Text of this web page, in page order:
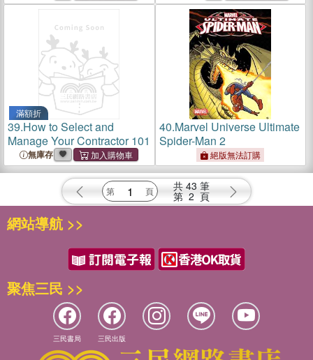
滿額折
39.How to Select and
Manage Your Contractor 101
無庫存
40.Marvel Universe Ultimate
Spider-Man 2
絕版無法訂購
共 43 筆
第 2 頁
網站導航 >>
聚焦三民 >>
三民書局 三民出版